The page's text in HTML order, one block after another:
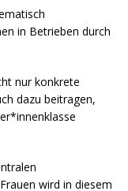
in Betrieben durch
nur konkrete
dazu beitragen,
wird in diesem